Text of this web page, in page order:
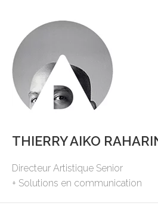
THIERRY AIKO
Directeur Artistique Senior
+ Solutions en communication